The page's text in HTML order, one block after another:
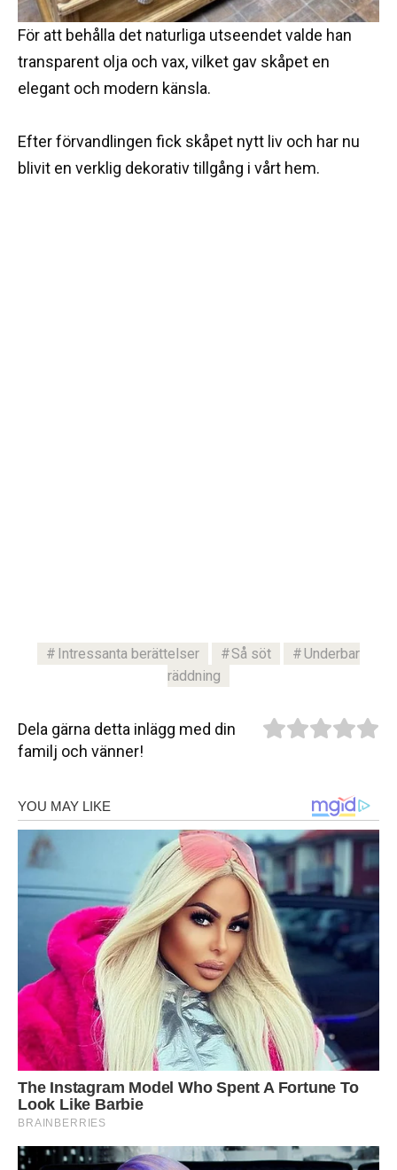
För att behålla det naturliga utseendet valde han
transparent olja och vax, vilket gav skåpet en
elegant och modern känsla.
Efter förvandlingen fick skåpet nytt liv och har nu
blivit en verklig dekorativ tillgång i vårt hem.
Intressanta berättelser Så söt
Underbar
räddning
Dela gärna detta inlägg med din
familj och vänner!